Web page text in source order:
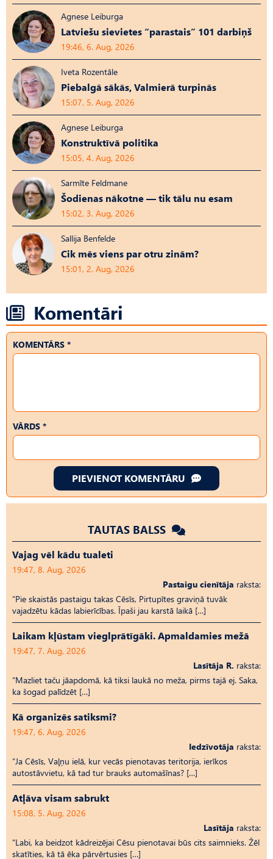
Agnese Leiburga
Latviešu sievietes “parastais” 101 darbiņš
19:46, 6. Aug, 2026
Iveta Rozentāle
Piebalgā sākās, Valmierā turpinās
15:07, 5. Aug, 2026
Agnese Leiburga
Konstruktīvā politika
15:05, 4. Aug, 2026
Sarmīte Feldmane
Šodienas nākotne — tik tālu nu esam
15:02, 3. Aug, 2026
Sallija Benfelde
Cik mēs viens par otru zinām?
15:01, 2. Aug, 2026
Komentāri
KOMENTĀRS *
VĀRDS *
PIEVIENOT KOMENTĀRU
TAUTAS BALSS
Vajag vēl kādu tualeti
19:47, 8. Aug, 2026
Pastaigu cienītāja raksta:
“Pie skaistās pastaigu takas Cēsīs, Pirtupītes graviņā tuvāk
vajadzētu kādas labierīcības. Īpaši jau karstā laikā […]
Laikam kļūstam vieglprātīgāki. Apmaldamies mežā
19:47, 7. Aug, 2026
Lasītāja R. raksta:
“Mazliet taču jāapdomā, kā tiksi laukā no meža, pirms tajā ej. Saka,
ka šogad palīdzēt […]
Kā organizēs satiksmi?
19:47, 6. Aug, 2026
Iedzīvotāja raksta:
“Ja Cēsīs, Vaļņu ielā, kur vecās pienotavas teritorija, ierīkos
autostāvvietu, kā tad tur brauks automašīnas? […]
Atļāva visam sabrukt
15:08, 5. Aug, 2026
Lasītāja raksta:
“Labi, ka beidzot kādreizējai Cēsu pienotavai būs cits saimnieks. Žēl
skatīties, kā tā ēka pārvērtusies […]